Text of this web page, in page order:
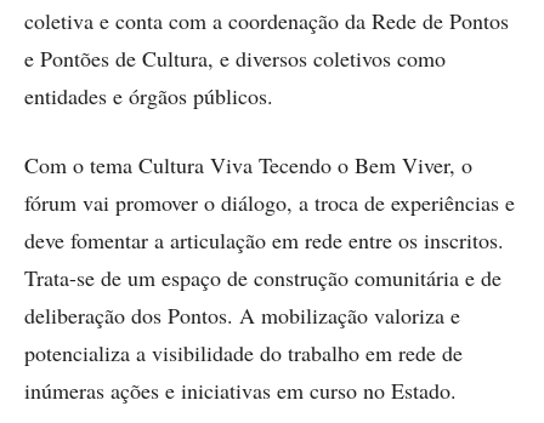
coletiva e conta com a coordenação da Rede de Pontos
e Pontões de Cultura, e diversos coletivos como
entidades e órgãos públicos.
Com o tema Cultura Viva Tecendo o Bem Viver, o
fórum vai promover o diálogo, a troca de experiências e
deve fomentar a articulação em rede entre os inscritos.
Trata-se de um espaço de construção comunitária e de
deliberação dos Pontos. A mobilização valoriza e
potencializa a visibilidade do trabalho em rede de
inúmeras ações e iniciativas em curso no Estado.